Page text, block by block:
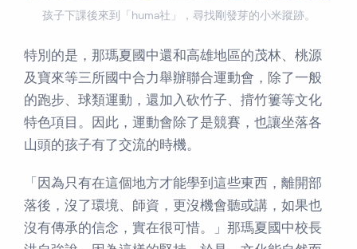
孩子下課後來到「huma社」，尋找剛發芽的小米蹤跡。
特別的是，那瑪夏國中還和高雄地區的茂林、桃源
及寶來等三所國中合力舉辦聯合運動會，除了一般
的跑步、球類運動，還加入砍竹子、揹竹簍等文化
特色項目。因此，運動會除了是競賽，也讓坐落各
山頭的孩子有了交流的時機。
「因為只有在這個地方才能學到這些東西，離開部
落後，沒了環境、師資，更沒機會聽或講，如果也
沒有傳承的信念，實在很可惜。」那瑪夏國中校長